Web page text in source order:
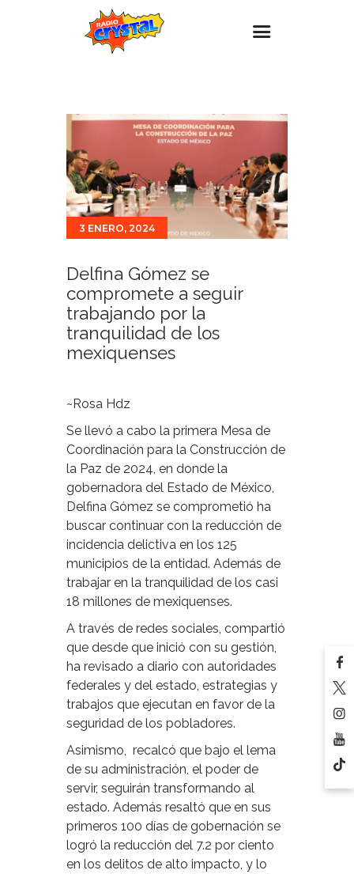
Estaciones
Eventos
Promociones
Noticias
Para ti
3 ENERO, 2024
Delfina Gómez se
compromete a seguir
trabajando por la
tranquilidad de los
mexiquenses
~Rosa Hdz
Se llevó a cabo la primera Mesa de
Coordinación para la Construcción de
la Paz de 2024, en donde la
gobernadora del Estado de México,
Delfina Gómez se comprometió ha
buscar continuar con la reducción de
incidencia delictiva en los 125
municipios de la entidad. Además de
trabajar en la tranquilidad de los casi
18 millones de mexiquenses.
A través de redes sociales, compartió
que desde que inició con su gestión,
ha revisado a diario con autoridades
federales y del estado, estrategias y
trabajos que ejecutan en favor de la
seguridad de los pobladores.
Asimismo, recalcó que bajo el lema
de su administración, el poder de
servir, seguirán transformando al
estado. Además resaltó que en sus
primeros 100 días de gobernación se
logró la reducción del 7.2 por ciento
en los delitos de alto impacto, y lo